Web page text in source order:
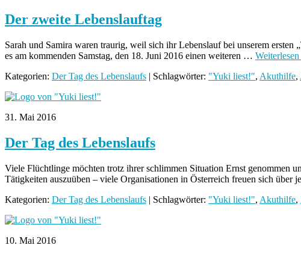
Der zweite Lebenslauftag
Sarah und Samira waren traurig, weil sich ihr Lebenslauf bei unserem
es am kommenden Samstag, den 18. Juni 2016 einen weiteren … Weiterlesen
Kategorien: Der Tag des Lebenslaufs | Schlagwörter: "Yuki liest!", Akuthilfe,
31. Mai 2016
Der Tag des Lebenslaufs
Viele Flüchtlinge möchten trotz ihrer schlimmen Situation Ernst genommen
Tätigkeiten auszuüben – viele Organisationen in Österreich freuen sich über
Kategorien: Der Tag des Lebenslaufs | Schlagwörter: "Yuki liest!", Akuthilfe,
10. Mai 2016